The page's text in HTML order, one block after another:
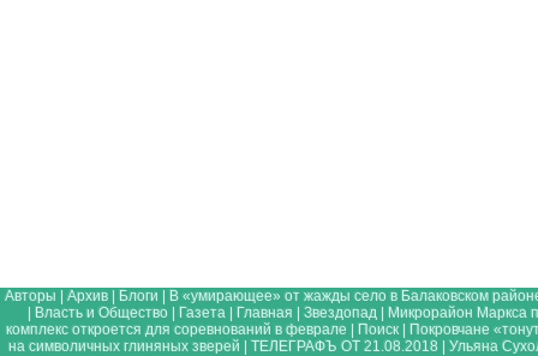
Авторы Архив Блоги
В «умирающее» от жажды село в Балаковском
Власть и Общество Газета Главная Звездопад
Микрорайон Маркса
комплекс откроется для соревнований в феврале
Поиск| Покровчане
на символичных глиняных зверей
ТЕЛЕГРАФЪ ОТ 21.08.2018 Ульяна